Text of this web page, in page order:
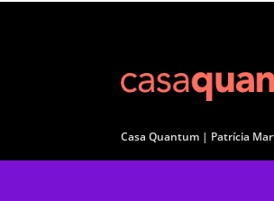
Casa Quantum | Patrícia